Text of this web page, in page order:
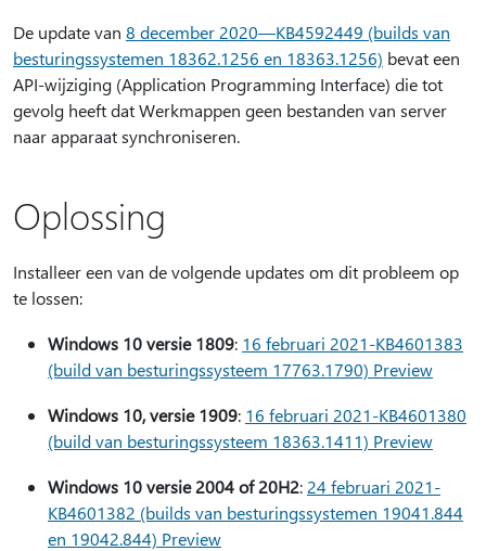
De update van 8 december 2020—KB4592449 (builds van
besturingssystemen 18362.1256 en 18363.1256) bevat een
API-wijziging (Application Programming Interface) die tot
gevolg heeft dat Werkmappen geen bestanden van server
naar apparaat synchroniseren.
Oplossing
Installeer een van de volgende updates om dit probleem op
te lossen:
Windows 10 versie 1809: 16 februari 2021-KB4601383
(build van besturingssysteem 17763.1790) Preview
Windows 10, versie 1909: 16 februari 2021-KB4601380
(build van besturingssysteem 18363.1411) Preview
Windows 10 versie 2004 of 20H2: 24 februari 2021-
KB4601382 (builds van besturingssystemen 19041.844
en 19042.844) Preview